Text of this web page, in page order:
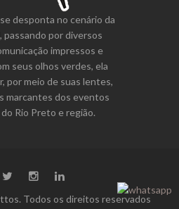
desponta no cenário da
passando por diversos
impressos e
seus olhos verdes, ela
por meio de suas lentes,
marcantes dos eventos
do Rio Preto e região.
Todos os direitos reservados